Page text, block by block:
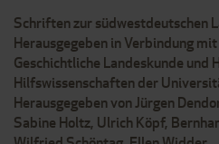
Schriften zur südwestdeutschen
Herausgegeben in Verbindung
Geschichtliche Landeskunde und
Hilfswissenschaften der
Herausgegeben von Jürgen
Sabine Holtz, Ulrich Köpf,